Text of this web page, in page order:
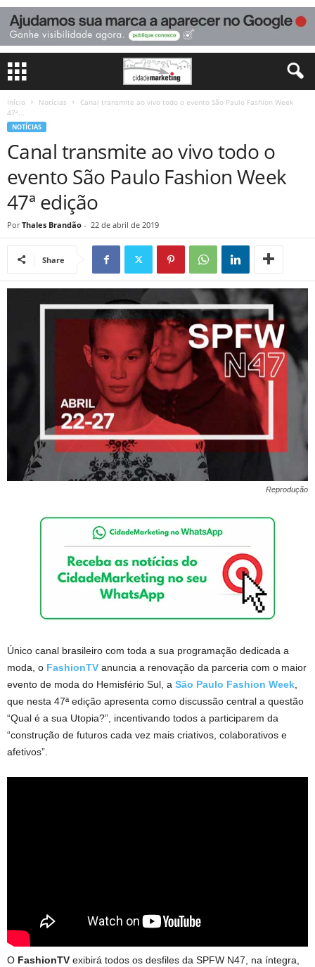
Início Notícias
Canal transmite ao vivo todo o evento São Paulo Fashion Week
47ª...
NOTÍCIAS
Canal transmite ao vivo todo o
evento São Paulo Fashion Week
47ª edição
Por Thales Brandão - 22 de abril de 2019
Share
Reprodução
Único canal brasileiro com toda a sua programação dedicada a
moda, o FashionTV anuncia a renovação da parceria com o maior
evento de moda do Hemisfério Sul, a São Paulo Fashion Week,
que nesta 47ª edição apresenta como discussão central a questão
“Qual é a sua Utopia?”, incentivando todos a participarem da
“construção de futuros cada vez mais criativos, colaborativos e
afetivos”.
O FashionTV exibirá todos os desfiles da SPFW N47, na íntegra,